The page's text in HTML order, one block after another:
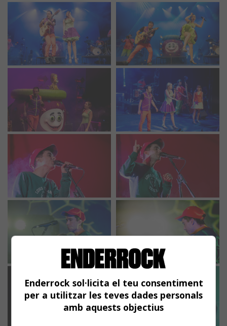
Enderrock sol·licita el teu consentiment
per a utilitzar les teves dades personals
amb aquests objectius